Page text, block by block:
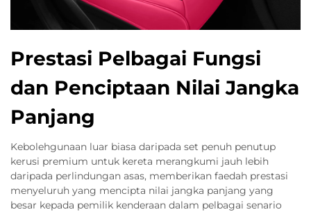
Prestasi Pelbagai Fungsi
dan Penciptaan Nilai Jangka
Panjang
Kebolehgunaan luar biasa daripada set penuh penutup
kerusi premium untuk kereta merangkumi jauh lebih
daripada perlindungan asas, memberikan faedah prestasi
menyeluruh yang mencipta nilai jangka panjang yang
besar kepada pemilik kenderaan dalam pelbagai senario